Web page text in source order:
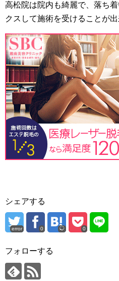
高松院は院内も綺麗で、落ち
クスして施術を受けることが出
シェアする
error 0 0
フォローする